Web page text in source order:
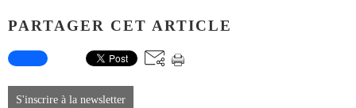
PARTAGER CET ARTICLE
S'inscrire à la newsletter